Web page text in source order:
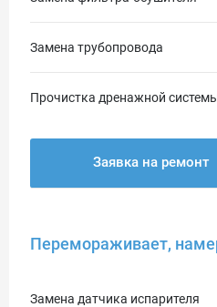
Замена трубопровода
Прочистка дренажной
Заявка на ремонт
Перемораживает,
Замена датчика испарителя